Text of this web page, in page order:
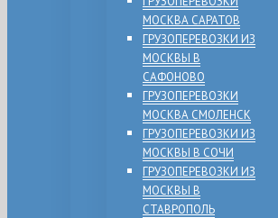
МОСКВА САРАТОВ
ГРУЗОПЕРЕВОЗКИ ИЗ
МОСКВЫ В
САФОНОВО
ГРУЗОПЕРЕВОЗКИ
МОСКВА СМОЛЕНСК
ГРУЗОПЕРЕВОЗКИ ИЗ
МОСКВЫ В СОЧИ
ГРУЗОПЕРЕВОЗКИ ИЗ
МОСКВЫ В
СТАВРОПОЛЬ